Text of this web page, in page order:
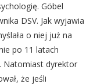
Göbel
DSV. Jak wyjawia
o niej już na
po 11 latach
Natomiast dyrektor
że jeśli